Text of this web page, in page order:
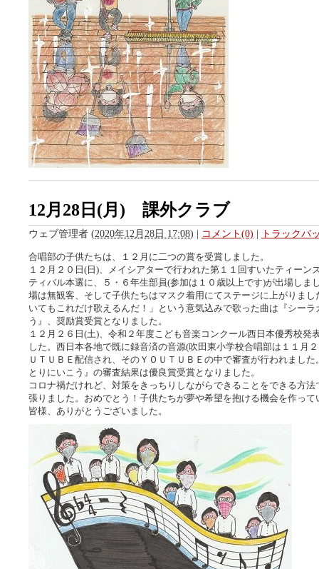
12月28日(月) 課外クラブ
ウェブ管理者 (2020年12月28日 17:08) | コメント(0) | トラックバ
合唱部の子供たちは、１２月に二つの賞を受賞しました。
１２月２０日(日)、メイシアターで行われた第１１回すいたティーン
ティバル本選に、５・６年生部員(参加は１０歳以上です)が出場しま
場は無観客、そして子供たちはマスク着用にてステージに上がりまし
いてもこれだけ歌えるんだ！」という意気込みで歌った曲は『シー
う』、奨励賞受賞となりました。
１２月２６日(土)、令和２年度こども音楽コンクール西日本優秀校発
した。西日本各地で既に録音済の音源(吹田東小学校合唱部は１１月
ＵＴＵＢＥ配信され、そのＹＯＵＴＵＢＥの中で審査が行われまし
とりにいこう』の審査結果は優良賞受賞となりました。
コロナ禍だけれど、対策をきっちりしながらできることをできる方
張りました。おめでとう！子供たちが夢や希望を抱ける機会を作って
皆様、ありがとうございました。